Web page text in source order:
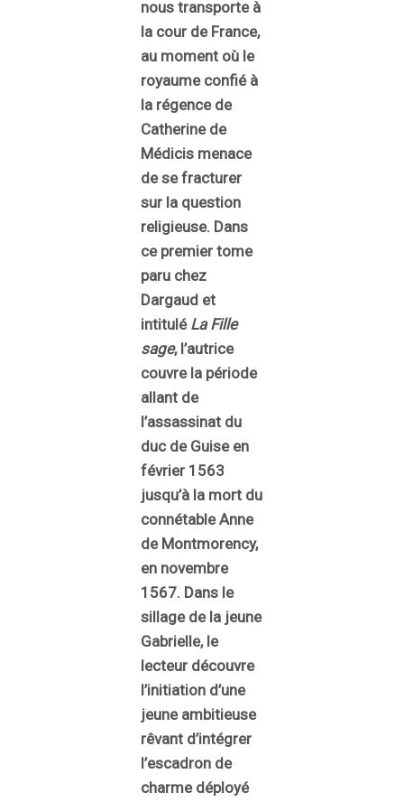
nous transporte à
la cour de France,
au moment où le
royaume confié à
la régence de
Catherine de
Médicis menace
de se fracturer
sur la question
religieuse. Dans
ce premier tome
paru chez
Dargaud et
intitulé La Fille
sage, l’autrice
couvre la période
allant de
l’assassinat du
duc de Guise en
février 1563
jusqu’à la mort du
connétable Anne
de Montmorency,
en novembre
1567. Dans le
sillage de la jeune
Gabrielle, le
lecteur découvre
l’initiation d’une
jeune ambitieuse
rêvant d’intégrer
l’escadron de
charme déployé